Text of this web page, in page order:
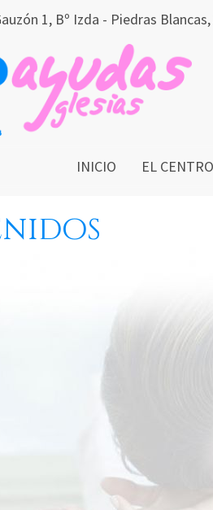
1, Bº Izda - Piedras Blancas,
INICIO EL CENTRO